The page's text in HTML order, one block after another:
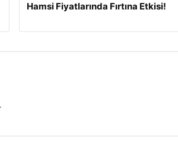
Hamsi Fiyatlarında Fırtına Etkisi!